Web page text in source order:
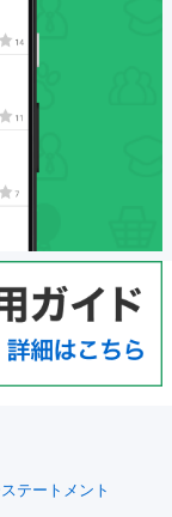
テートメント